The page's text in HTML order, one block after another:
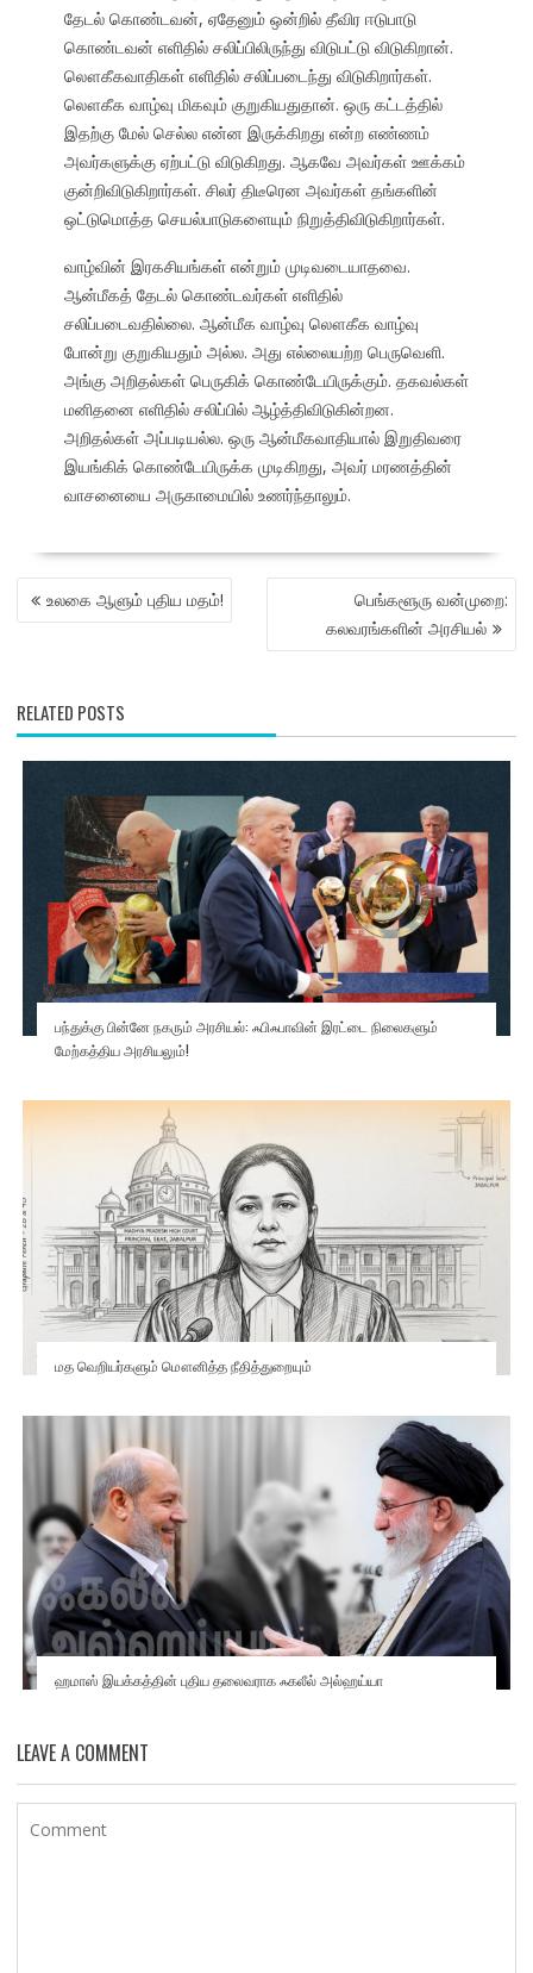
தேடல் கொண்டவன், ஏதேனும் ஒன்றில் தீவிர ஈடுபாடு
கொண்டவன் எளிதில் சலிப்பிலிருந்து விடுபட்டு விடுகிறான்.
லௌகீகவாதிகள் எளிதில் சலிப்படைந்து விடுகிறார்கள்.
லௌகீக வாழ்வு மிகவும் குறுகியதுதான். ஒரு கட்டத்தில்
இதற்கு மேல் செல்ல என்ன இருக்கிறது என்ற எண்ணம்
அவர்களுக்கு ஏற்பட்டு விடுகிறது. ஆகவே அவர்கள் ஊக்கம்
குன்றிவிடுகிறார்கள். சிலர் திடீரென அவர்கள் தங்களின்
ஒட்டுமொத்த செயல்பாடுகளையும் நிறுத்திவிடுகிறார்கள்.
வாழ்வின் இரகசியங்கள் என்றும் முடிவடையாதவை.
ஆன்மீகத் தேடல் கொண்டவர்கள் எளிதில்
சலிப்படைவதில்லை. ஆன்மீக வாழ்வு லௌகீக வாழ்வு
போன்று குறுகியதும் அல்ல. அது எல்லையற்ற பெருவெளி.
அங்கு அறிதல்கள் பெருகிக் கொண்டேயிருக்கும். தகவல்கள்
மனிதனை எளிதில் சலிப்பில் ஆழ்த்திவிடுகின்றன.
அறிதல்கள் அப்படியல்ல. ஒரு ஆன்மீகவாதியால் இறுதிவரை
இயங்கிக் கொண்டேயிருக்க முடிகிறது, அவர் மரணத்தின்
வாசனையை அருகாமையில் உணர்ந்தாலும்.
POST
NAVIGATION
உலகை ஆளும் புதிய மதம்!
பெங்களூரு வன்முறை:
கலவரங்களின் அரசியல்
RELATED POSTS
பந்துக்கு பின்னே நகரும் அரசியல்: ஃபிஃபாவின் இரட்டை நிலைகளும்
மேற்கத்திய அரசியலும்!
மத வெறியர்களும் மௌனித்த நீதித்துறையும்
ஹமாஸ் இயக்கத்தின் புதிய தலைவராக ஃகலீல் அல்ஹய்யா
LEAVE A COMMENT